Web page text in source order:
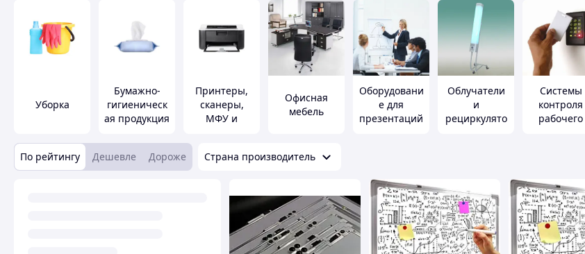
Уборка
Бумажно-
гигиеническ
ая продукция
Принтеры,
сканеры,
МФУ и
Офисная
мебель
Оборудовани
е для
презентаций
Облучатели
и
рециркулято
Системы
контроля
рабочего
По рейтингу Дешевле Дороже Страна производитель